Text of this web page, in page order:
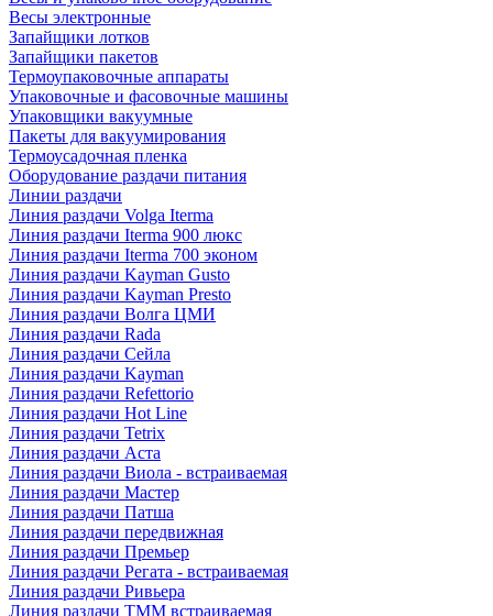
Весы электронные
Запайщики лотков
Запайщики пакетов
Термоупаковочные аппараты
Упаковочные и фасовочные машины
Упаковщики вакуумные
Пакеты для вакуумирования
Термоусадочная пленка
Оборудование раздачи питания
Линии раздачи
Линия раздачи Volga Iterma
Линия раздачи Iterma 900 люкс
Линия раздачи Iterma 700 эконом
Линия раздачи Kayman Gusto
Линия раздачи Kayman Presto
Линия раздачи Волга ЦМИ
Линия раздачи Rada
Линия раздачи Сейла
Линия раздачи Kayman
Линия раздачи Refettorio
Линия раздачи Hot Line
Линия раздачи Tetrix
Линия раздачи Аста
Линия раздачи Виола - встраиваемая
Линия раздачи Мастер
Линия раздачи Патша
Линия раздачи передвижная
Линия раздачи Премьер
Линия раздачи Регата - встраиваемая
Линия раздачи Ривьера
Линия раздачи ТММ встраиваемая